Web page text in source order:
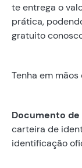
te entrega o
prática,
gratuito
Tenha em
Documento
carteira de
identificação